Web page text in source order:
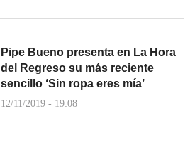
Pipe Bueno presenta en La Hora
del Regreso su más reciente
sencillo ‘Sin ropa eres mía’
12/11/2019 - 19:08